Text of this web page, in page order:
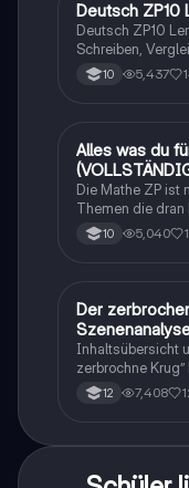
Deutsch
Deutsch ZP10
Deutsch ZP10
Schreiben,
Sachtexte/
10 5,437
Mathe
Alles was du
Realschule
Die Mathe ZP ist
Themen die dran
schnell den
Themen bis hin
10 5,040
Deutsch
Der
Q1/Q2/Abitur
Inhaltsübersicht
zerbrochne
12 7,408